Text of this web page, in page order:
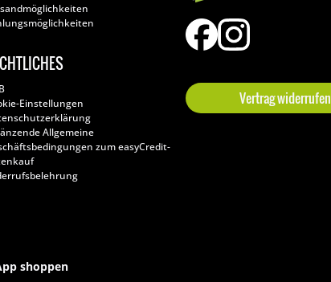
Einstellungen
Allgemeine
zum easyCredit-
Vertrag widerrufen
shoppen